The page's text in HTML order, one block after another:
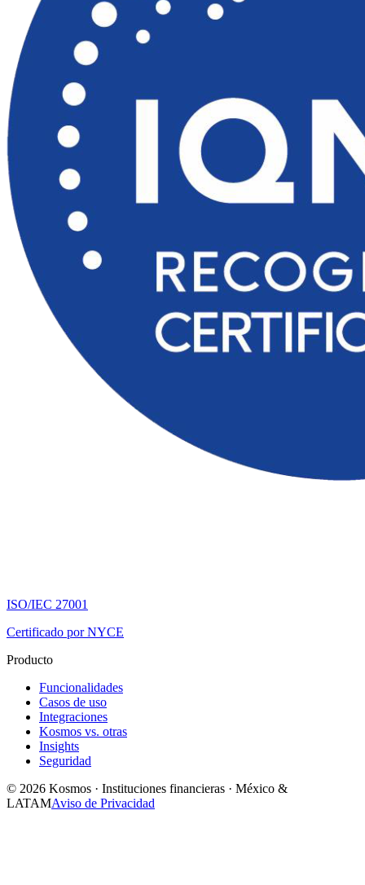
ISO/IEC 27001
Certificado por NYCE
Producto
Funcionalidades
Casos de uso
Integraciones
Kosmos vs. otras
Insights
Seguridad
© 2026 Kosmos · Instituciones financieras · México &
LATAMAviso de Privacidad